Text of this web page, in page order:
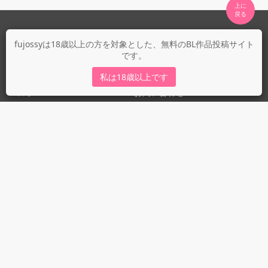
fujossyは18歳以上の方を対象とした、無料のBL作品投稿サイト
です。
私は18歳以上です
上に
fujossyについて
fujossy運営ブログ